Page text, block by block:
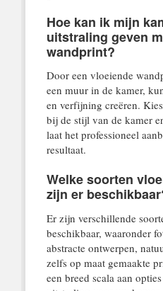
Hoe kan ik mijn
uitstraling geven
wandprint?
Door een vloeiende
een muur in de kamer,
en verfijning creëren.
bij de stijl van de kamer
laat het professioneel
resultaat.
Welke soorten
zijn er
Er zijn verschillende
beschikbaar, waaronder
abstracte ontwerpen,
zelfs op maat gemaakte
een breed scala aan